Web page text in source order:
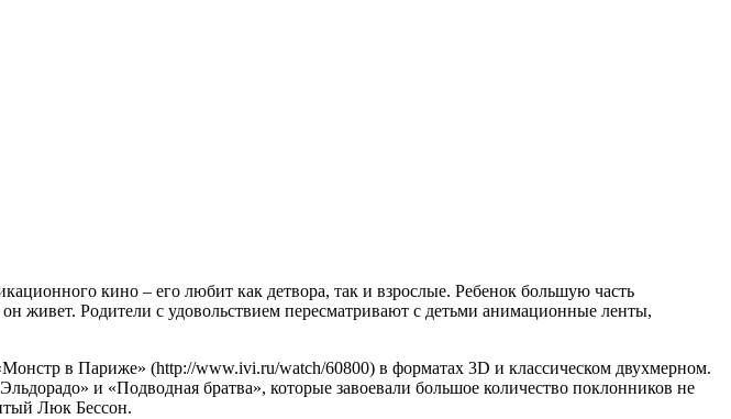
кино – его любит как детвора, так и взрослые. Ребенок большую часть
живет. Родители с удовольствием пересматривают с детьми анимационные ленты,
в Париже» (http://www.ivi.ru/watch/60800) в форматах 3D и классическом двухмерном.
и «Подводная братва», которые завоевали большое количество поклонников не
Люк Бессон.